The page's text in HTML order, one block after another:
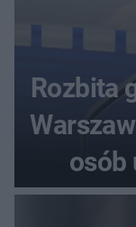
Rozbita
osób